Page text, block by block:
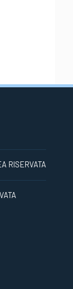
RISERVATA